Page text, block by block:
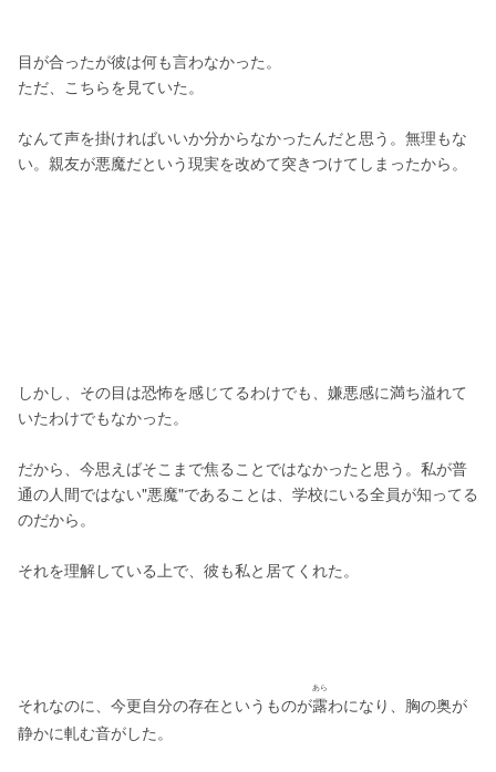
目が合ったが彼は何も言わなかった。
ただ、こちらを見ていた。
なんて声を掛ければいいか分からなかったんだと思う。無理もな
い。親友が悪魔だという現実を改めて突きつけてしまったから。
しかし、その目は恐怖を感じてるわけでも、嫌悪感に満ち溢れて
いたわけでもなかった。
だから、今思えばそこまで焦ることではなかったと思う。私が普
通の人間ではない"悪魔"であることは、学校にいる全員が知ってる
のだから。
それを理解している上で、彼も私と居てくれた。
それなのに、今更自分の存在というものが露
あら
わになり、胸の奥が
静かに軋む音がした。